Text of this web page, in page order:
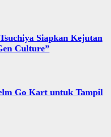
Siapkan Kejutan
Culture”
Go Kart untuk Tampil